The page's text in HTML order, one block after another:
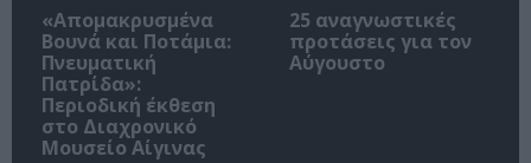
«Απομακρυσμένα
Βουνά και Ποτάμια:
Πνευματική
Πατρίδα»:
Περιοδική έκθεση
στο Διαχρονικό
Μουσείο Αίγινας
25 αναγνωστικές
προτάσεις για τον
Αύγουστο